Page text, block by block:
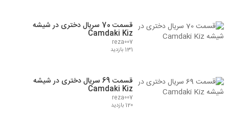
قسمت 70 سریال دختری در شیشه
Camdaki Kiz
reza007
131 بازدید
قسمت 69 سریال دختری در شیشه
Camdaki Kiz
reza007
120 بازدید